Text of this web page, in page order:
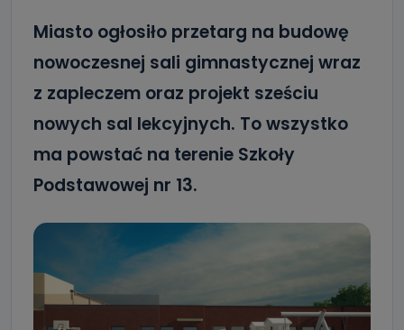
Miasto ogłosiło przetarg na budowę
nowoczesnej sali gimnastycznej wraz
z zapleczem oraz projekt sześciu
nowych sal lekcyjnych. To wszystko
ma powstać na terenie Szkoły
Podstawowej nr 13.